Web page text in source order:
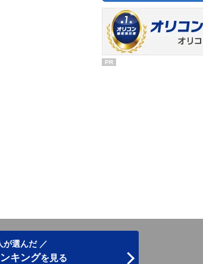
PR
が選んだ ／
キングを見る